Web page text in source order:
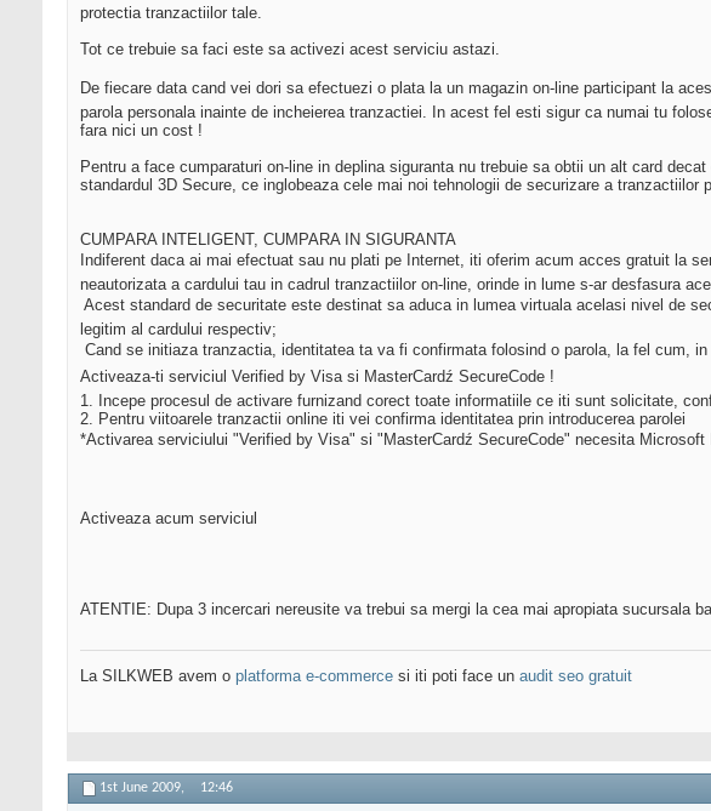
protectia tranzactiilor tale.
Tot ce trebuie sa faci este sa activezi acest serviciu astazi.
De fiecare data cand vei dori sa efectuezi o plata la un magazin on-line participant la
parola personala inainte de incheierea tranzactiei. In acest fel esti sigur ca numai tu
fara nici un cost !
Pentru a face cumparaturi on-line in deplina siguranta nu trebuie sa obtii un alt card
standardul 3D Secure, ce inglobeaza cele mai noi tehnologii de securizare a tranzactiilor
CUMPARA INTELIGENT, CUMPARA IN SIGURANTA
Indiferent daca ai mai efectuat sau nu plati pe Internet, iti oferim acum acces gratuit la
neautorizata a cardului tau in cadrul tranzactiilor on-line, orinde in lume s-ar desfasura
 Acest standard de securitate este destinat sa aduca in lumea virtuala acelasi nivel de
legitim al cardului respectiv;
 Cand se initiaza tranzactia, identitatea ta va fi confirmata folosind o parola, la fel cum,
Activeaza-ti serviciul Verified by Visa si MasterCardź SecureCode !
1. Incepe procesul de activare furnizand corect toate informatiile ce iti sunt solicitate,
2. Pentru viitoarele tranzactii online iti vei confirma identitatea prin introducerea parolei
*Activarea serviciului "Verified by Visa" si "MasterCardź SecureCode" necesita
Activeaza acum serviciul
ATENTIE: Dupa 3 incercari nereusite va trebui sa mergi la cea mai apropiata sucursala
La SILKWEB avem o platforma e-commerce si iti poti face un audit seo gratuit
1st June 2009, 12:46